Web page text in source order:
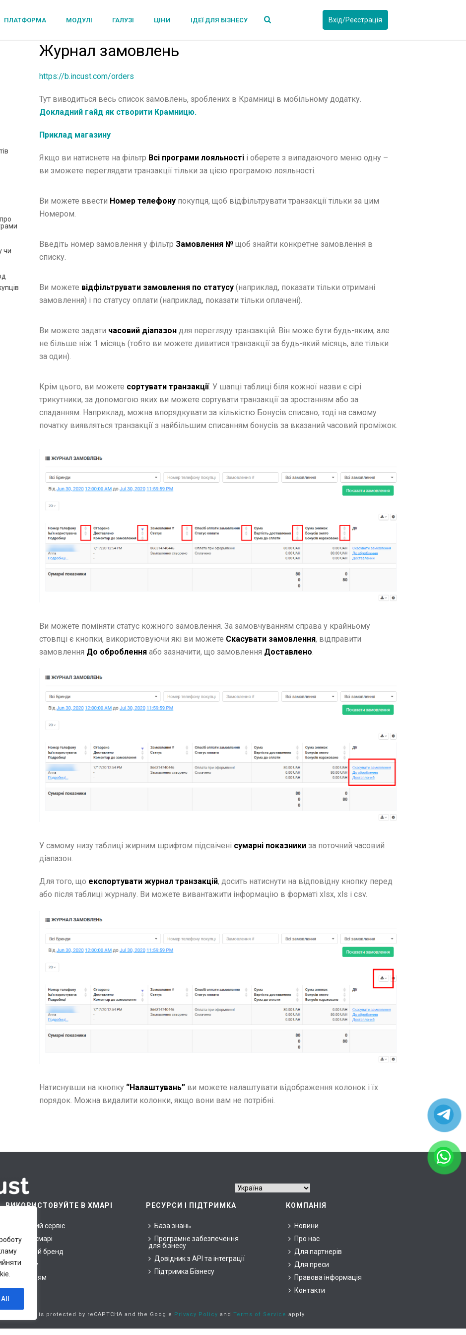
ПЛАТФОРМА МОДУЛІ ГАЛУЗІ ЦІНИ ІДЕЇ ДЛЯ БІЗНЕСУ Вхід/Реєстрація
чи
Журнал замовлень
https://b.incust.com/orders
Тут виводиться весь список замовлень, зроблених в Крамниці в мобільному додатку.
Докладний гайд як створити Крамницю.
Приклад магазину
Якщо ви натиснете на фільтр Всі програми лояльностіі оберете з випадаючого меню одну –
ви зможете переглядати транзакції тільки за цією програмою лояльності.
Ви можете ввести Номер телефонупокупця, щоб відфільтрувати транзакції тільки за цим
Номером.
Введіть номер замовлення у фільтр Замовлення №щоб знайти конкретне замовлення в
списку.
Ви можете відфільтрувати замовлення по статусу(наприклад, показати тільки отримані
замовлення) і по статусу оплати (наприклад, показати тільки оплачені).
Ви можете задати часовий діапазондля перегляду транзакцій. Він може бути будь-яким, але
не більше ніж 1 місяць (тобто ви можете дивитися транзакції за будь-який місяць, але тільки
за один).
Крім цього, ви можете сортувати транзакції. У шапці таблиці біля кожної назви є сірі
трикутники, за допомогою яких ви можете сортувати транзакції за зростанням або за
спаданням. Наприклад, можна впорядкувати за кількістю Бонусів списано, тоді на самому
початку виявляться транзакції з найбільшим списанням бонусів за вказаний часовий проміжок.
Ви можете поміняти статус кожного замовлення. За замовчуванням справа у крайньому
стовпці є кнопки, використовуючи які ви можете Скасувати замовлення, відправити
замовлення До обробленняабо зазначити, що замовлення Доставлено.
У самому низу таблиці жирним шрифтом підсвічені сумарні показникиза поточний часовий
діапазон.
Для того, що експортувати журнал транзакцій, досить натиснути на відповідну кнопку перед
або після таблиці журналу. Ви можете вивантажити інформацію в форматі xlsx, xls і csv.
Натиснувши на кнопку “Налаштувань”ви можете налаштувати відображення колонок і їх
порядок. Можна видалити колонки, якщо вони вам не потрібні.
ВИКОРИСТОВУЙТЕ В ХМАРІ
Хмарний сервіс
Ціни у хмарі
Власний бренд
Бізнесу
Покупцям
РЕСУРСИ І ПІДТРИМКА
База знань
Програмне забезпечення
для бізнесу
Довідник з API та інтеграції
Підтримка Бізнесу
КОМПАНІЯ
Новини
Про нас
Для партнерів
Для преси
Правова інформація
Контакти
This site is protected by reCAPTCHA and the Google Privacy Policy and Terms of Service apply.